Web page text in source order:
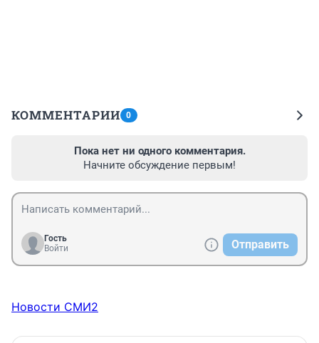
КОММЕНТАРИИ 0
Пока нет ни одного комментария.
Начните обсуждение первым!
Гость
Войти
Отправить
Новости СМИ2